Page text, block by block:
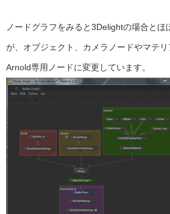
ノードグラフをみると3Delightの場合とほ
が、オブジェクト、カメラノードやマテ
Arnold専用ノードに変更しています。